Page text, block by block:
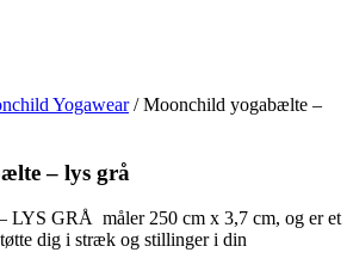
Yogawear/ Moonchild yogabælte –
– lys grå
LYS GRÅ måler 250 cm x 3,7 cm, og er et
dig i stræk og stillinger i din